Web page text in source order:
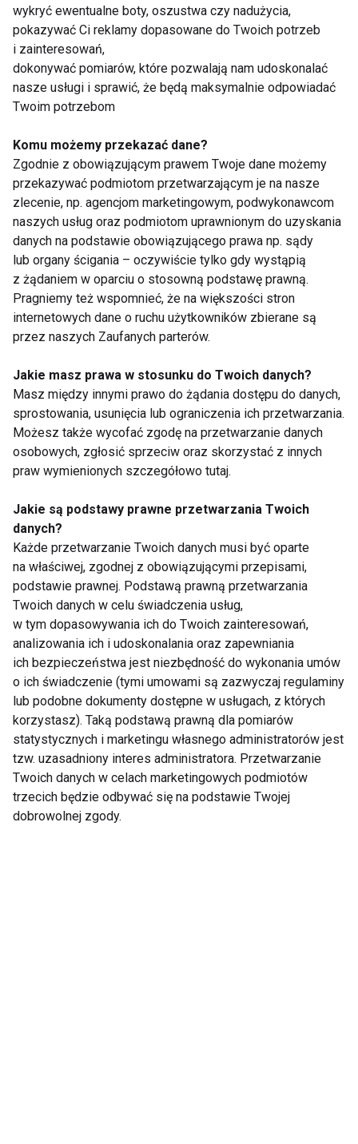
Wszystko o stresie
Zmiana w stronę Wellness
Samopoczucie a odbiór
otoczenia
Chwile wyciszenia cz.2
Zrozumieć Wellness
Psychologia: emocje
Czy jesteś w syndromie Otella?
Joga emocjonalna
wykryć ewentualne boty, oszustwa czy nadużycia,
pokazywać Ci reklamy dopasowane do Twoich potrzeb
i zainteresowań,
dokonywać pomiarów, które pozwalają nam udoskonalać
nasze usługi i sprawić, że będą maksymalnie odpowiadać
Twoim potrzebom
Komu możemy przekazać dane?
Zgodnie z obowiązującym prawem Twoje dane możemy
przekazywać podmiotom przetwarzającym je na nasze
zlecenie, np. agencjom marketingowym, podwykonawcom
naszych usług oraz podmiotom uprawnionym do uzyskania
danych na podstawie obowiązującego prawa np. sądy
lub organy ścigania – oczywiście tylko gdy wystąpią
z żądaniem w oparciu o stosowną podstawę prawną.
Pragniemy też wspomnieć, że na większości stron
internetowych dane o ruchu użytkowników zbierane są
przez naszych Zaufanych parterów.
Jakie masz prawa w stosunku do Twoich danych?
Masz między innymi prawo do żądania dostępu do danych,
sprostowania, usunięcia lub ograniczenia ich przetwarzania.
Możesz także wycofać zgodę na przetwarzanie danych
osobowych, zgłosić sprzeciw oraz skorzystać z innych
praw wymienionych szczegółowo tutaj.
Jakie są podstawy prawne przetwarzania Twoich
danych?
Każde przetwarzanie Twoich danych musi być oparte
na właściwej, zgodnej z obowiązującymi przepisami,
podstawie prawnej. Podstawą prawną przetwarzania
Twoich danych w celu świadczenia usług,
w tym dopasowywania ich do Twoich zainteresowań,
analizowania ich i udoskonalania oraz zapewniania
ich bezpieczeństwa jest niezbędność do wykonania umów
o ich świadczenie (tymi umowami są zazwyczaj regulaminy
lub podobne dokumenty dostępne w usługach, z których
korzystasz). Taką podstawą prawną dla pomiarów
statystycznych i marketingu własnego administratorów jest
tzw. uzasadniony interes administratora. Przetwarzanie
Twoich danych w celach marketingowych podmiotów
trzecich będzie odbywać się na podstawie Twojej
dobrowolnej zgody.